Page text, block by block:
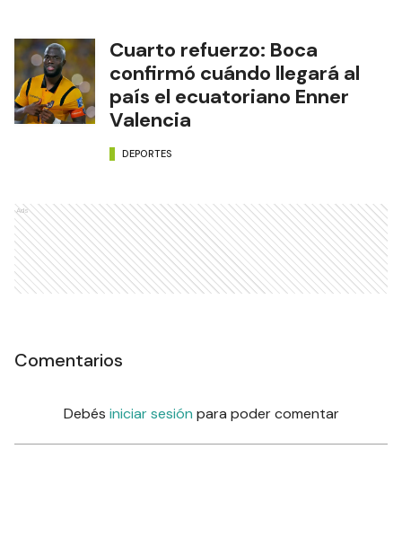
Cuarto refuerzo: Boca
confirmó cuándo llegará al
país el ecuatoriano Enner
Valencia
DEPORTES
Ads
Comentarios
Debés iniciar sesión para poder comentar